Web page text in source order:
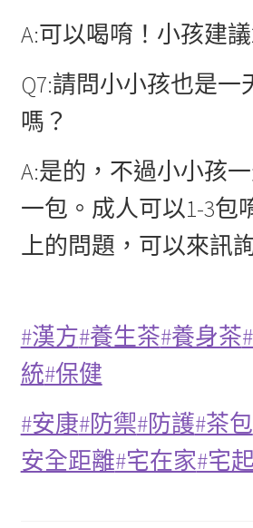
A:可以喝唷！小孩建議
Q7:請問小小孩也是一
嗎？
A:是的，不過小小孩
一包。成人可以1-3包
上的問題，可以來訊
#漢方#養生茶#養身茶
統#保健
#安康#防禦#防護#茶包
安全距離#宅在家#宅